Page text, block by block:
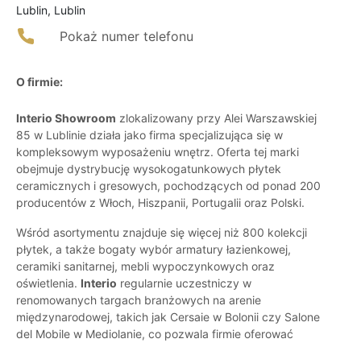
Lublin, Lublin
Pokaż numer telefonu
O firmie:
Interio Showroom zlokalizowany przy Alei Warszawskiej
85 w Lublinie działa jako firma specjalizująca się w
kompleksowym wyposażeniu wnętrz. Oferta tej marki
obejmuje dystrybucję wysokogatunkowych płytek
ceramicznych i gresowych, pochodzących od ponad 200
producentów z Włoch, Hiszpanii, Portugalii oraz Polski.
Wśród asortymentu znajduje się więcej niż 800 kolekcji
płytek, a także bogaty wybór armatury łazienkowej,
ceramiki sanitarnej, mebli wypoczynkowych oraz
oświetlenia. Interio regularnie uczestniczy w
renomowanych targach branżowych na arenie
międzynarodowej, takich jak Cersaie w Bolonii czy Salone
del Mobile w Mediolanie, co pozwala firmie oferować